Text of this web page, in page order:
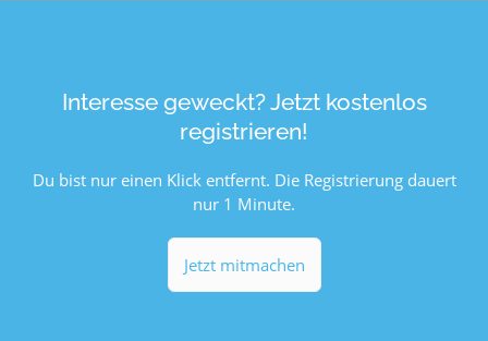
Interesse geweckt? Jetzt kostenlos
registrieren!
Du bist nur einen Klick entfernt. Die Registrierung dauert
nur 1 Minute.
Jetzt mitmachen